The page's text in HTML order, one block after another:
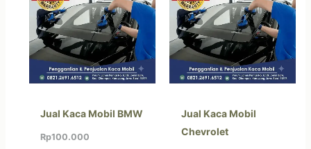
Jual Kaca Mobil BMW
Rp100.000
Jual Kaca Mobil
Chevrolet